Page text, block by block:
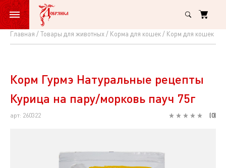
Главная Товары для животных Корма для кошек Корм для кошек
Корм
Натуральные
рецепты
Курица
морковь
Корм Гурмэ Натуральные рецепты
Курица на пару/морковь пауч 75г
арт: 260322 (0)